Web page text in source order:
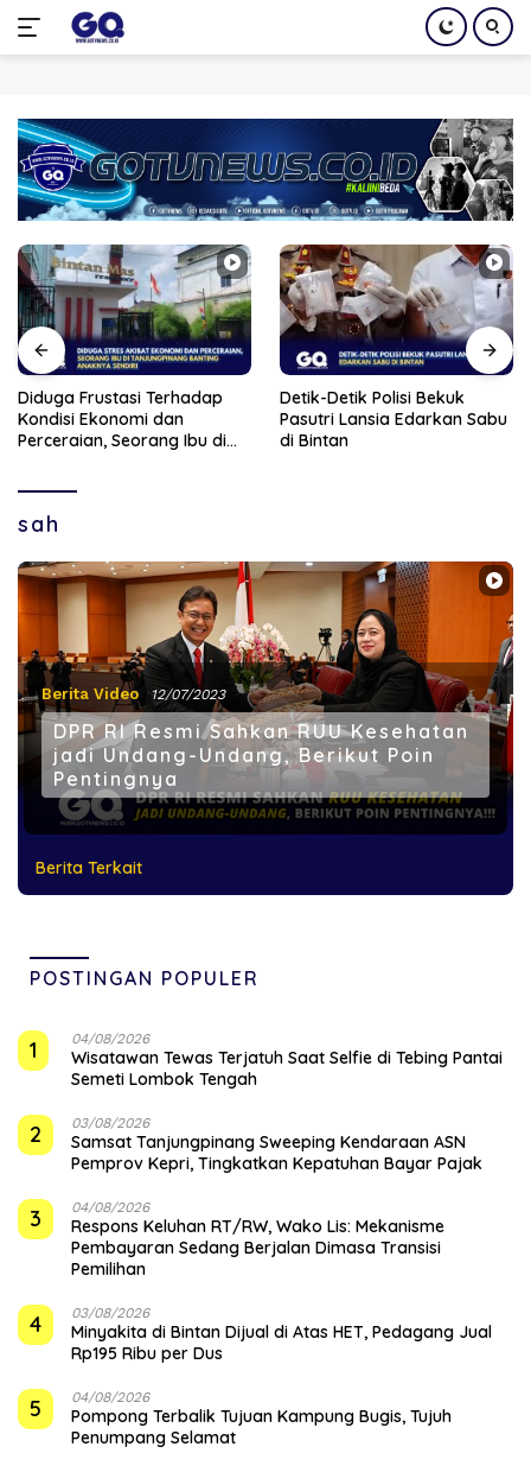
konten
Diduga Frustasi Terhadap
Kondisi Ekonomi dan
Perceraian, Seorang Ibu di
Detik-Detik Polisi Bekuk
Pasutri Lansia Edarkan Sabu
di Bintan
sah
Berita Video 12/07/2023
DPR RI Resmi Sahkan RUU Kesehatan
jadi Undang-Undang, Berikut Poin
Pentingnya
Berita Terkait
POSTINGAN POPULER
1 04/08/2026
Wisatawan Tewas Terjatuh Saat Selfie di Tebing Pantai
Semeti Lombok Tengah
2 03/08/2026
Samsat Tanjungpinang Sweeping Kendaraan ASN
Pemprov Kepri, Tingkatkan Kepatuhan Bayar Pajak
3 04/08/2026
‎Respons Keluhan RT/RW, Wako Lis: Mekanisme
Pembayaran Sedang Berjalan Dimasa Transisi
Pemilihan
4 03/08/2026
Minyakita di Bintan Dijual di Atas HET, Pedagang Jual
Rp195 Ribu per Dus
5 04/08/2026
Pompong Terbalik Tujuan Kampung Bugis, Tujuh
Penumpang Selamat